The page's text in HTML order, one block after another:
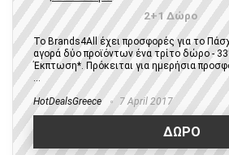
2+1 Δώρο
Το Brands4All έχει προσφορές για το
αγορά δύο προϊόντων ένα τρίτο δώρο -
Έκπτωση*. Πρόκειται για ημερήσια
...
HotDealsGreece 7 April 2017
ΔΩΡΟ